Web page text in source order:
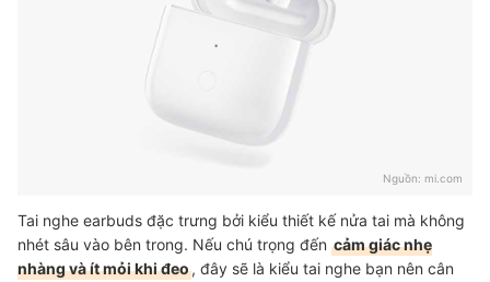
Nguồn: mi.com
Tai nghe earbuds đặc trưng bởi kiểu thiết kế nửa tai mà không
nhét sâu vào bên trong. Nếu chú trọng đến cảm giác nhẹ
nhàng và ít mỏi khi đeo, đây sẽ là kiểu tai nghe bạn nên cân